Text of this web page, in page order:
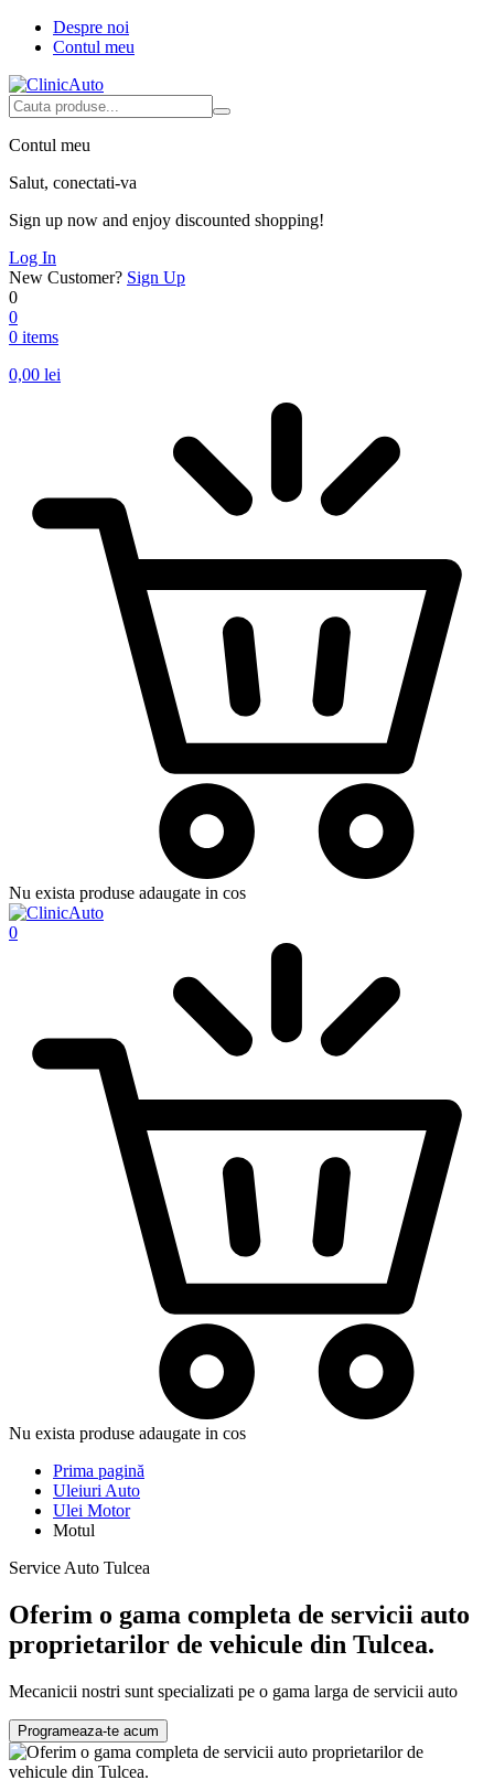
Despre noi
Contul meu
Contul meu
Salut, conectati-va
Sign up now and enjoy discounted shopping!
Log In
New Customer? Sign Up
0
0
0 items
0,00 lei
Nu exista produse adaugate in cos
0
Nu exista produse adaugate in cos
Prima pagină
Uleiuri Auto
Ulei Motor
Motul
Service Auto Tulcea
Oferim o gama completa de servicii auto
proprietarilor de vehicule din Tulcea.
Mecanicii nostri sunt specializati pe o gama larga de servicii auto
Programeaza-te acum